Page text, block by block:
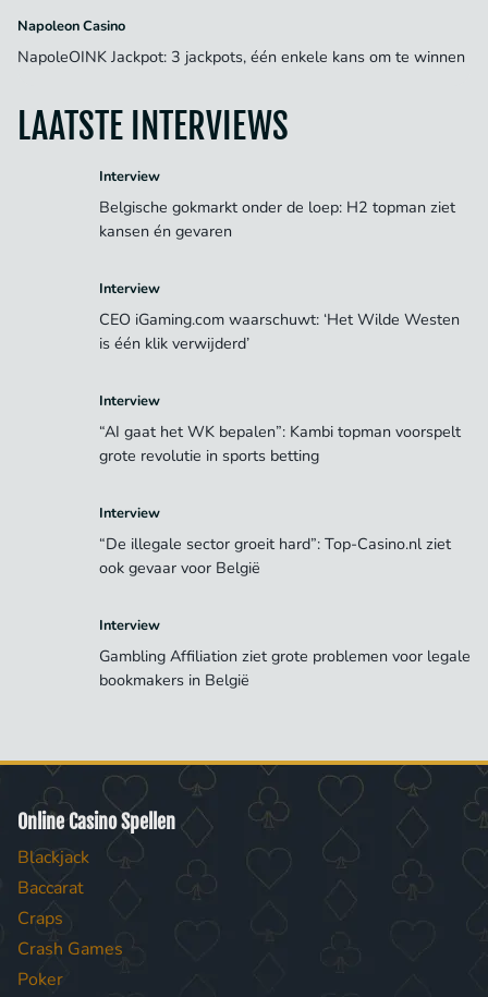
Napoleon Casino
NapoleOINK Jackpot: 3 jackpots, één enkele kans om te winnen
LAATSTE INTERVIEWS
Interview
Belgische gokmarkt onder de loep: H2 topman ziet
kansen én gevaren
Interview
CEO iGaming.com waarschuwt: ‘Het Wilde Westen
is één klik verwijderd’
Interview
“AI gaat het WK bepalen”: Kambi topman voorspelt
grote revolutie in sports betting
Interview
“De illegale sector groeit hard”: Top-Casino.nl ziet
ook gevaar voor België
Interview
Gambling Affiliation ziet grote problemen voor legale
bookmakers in België
Online Casino Spellen
Blackjack
Baccarat
Craps
Crash Games
Poker